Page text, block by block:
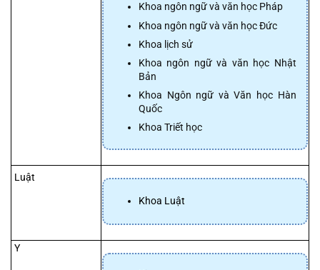
Khoa ngôn ngữ và văn học Pháp
Khoa ngôn ngữ và văn học Đức
Khoa lịch sử
Khoa ngôn ngữ và văn học Nhật
Bản
Khoa Ngôn ngữ và Văn học Hàn
Quốc
Khoa Triết học
Luật
Khoa Luật
Y